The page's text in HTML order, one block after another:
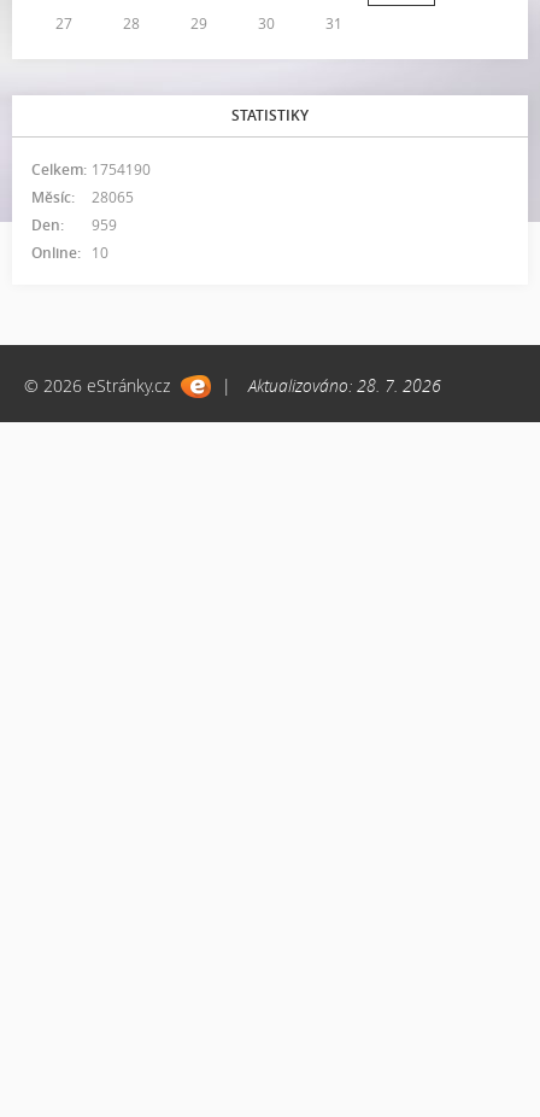
27
28 29 30 31
STATISTIKY
Online: 10
Celkem: 1754190
Měsíc:
28065
Den:
959
© 2026 eStránky.cz | Aktualizováno: 28. 7. 2026